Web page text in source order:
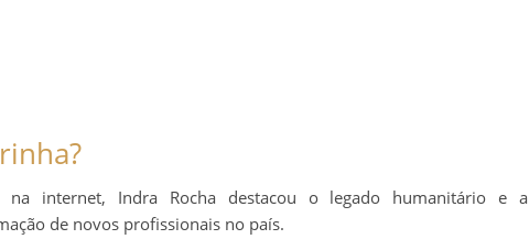
na internet, Indra Rocha destacou o legado humanitário e a
de novos profissionais no país.